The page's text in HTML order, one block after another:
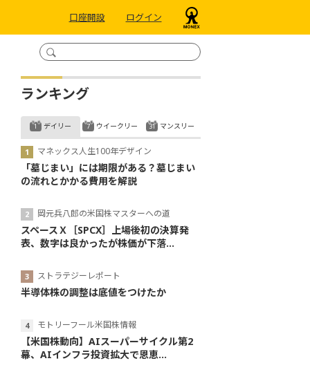
口座開設 ログイン
ランキング
デイリー
マネックス人生100年デザイン
「墓じまい」には期限がある？墓じまい
の流れとかかる費用を解説
岡元兵八郎の米国株マスターへの道
スペースＸ［SPCX］上場後初の決算発
表、数字は良かったが株価が下落...
ストラテジーレポート
半導体株の調整は底値をつけたか
モトリーフール米国株情報
【米国株動向】AIスーパーサイクル第2
幕、AIインフラ投資拡大で恩恵...
ウイークリー マンスリー